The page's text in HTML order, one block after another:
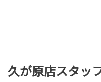
久が原店スタッ